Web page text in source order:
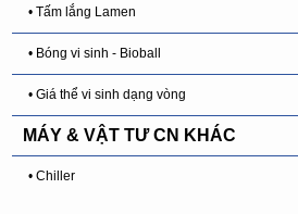
• Tấm lắng Lamen
• Bóng vi sinh - Bioball
• Giá thể vi sinh dạng vòng
MÁY & VẬT TƯ CN KHÁC
• Chiller